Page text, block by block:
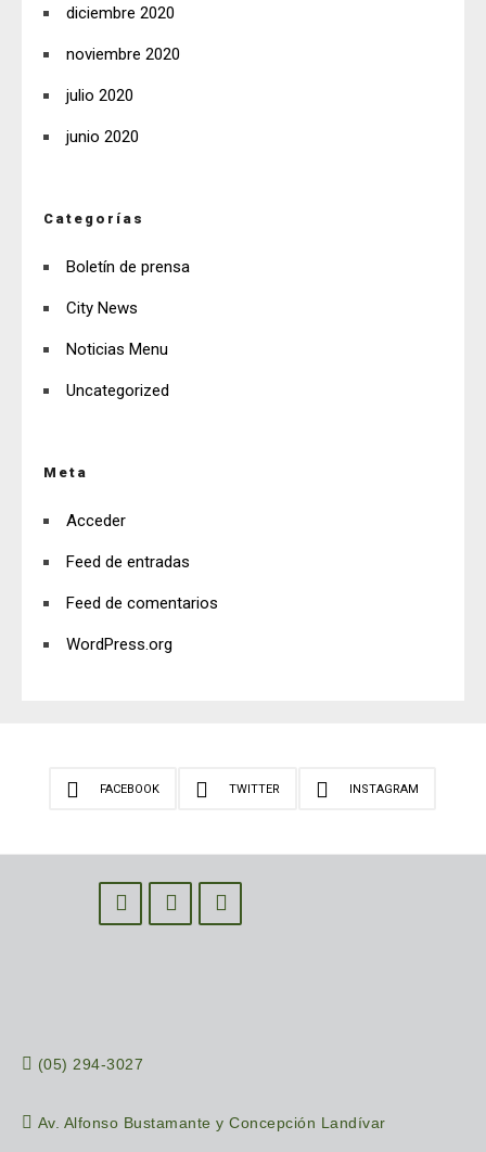
diciembre 2020
noviembre 2020
julio 2020
junio 2020
Categorías
Boletín de prensa
City News
Noticias Menu
Uncategorized
Meta
Acceder
Feed de entradas
Feed de comentarios
WordPress.org
FACEBOOK TWITTER INSTAGRAM
(05) 294-3027
Av. Alfonso Bustamante y Concepción Landívar